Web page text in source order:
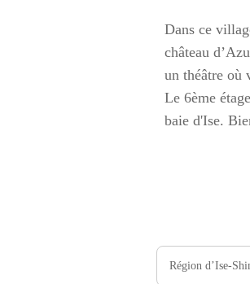
Dans ce
château
un théâtre où
Le 6ème
baie d'Ise.
Région d’Ise-